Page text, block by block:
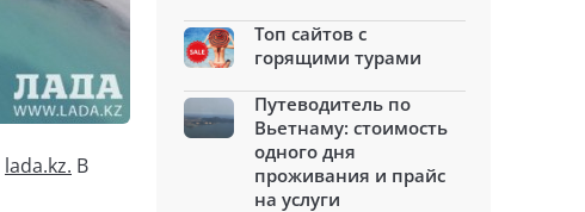
lada.kz. В
Топ сайтов с
горящими турами
Путеводитель по
Вьетнаму: стоимость
одного дня
проживания и прайс
на услуги